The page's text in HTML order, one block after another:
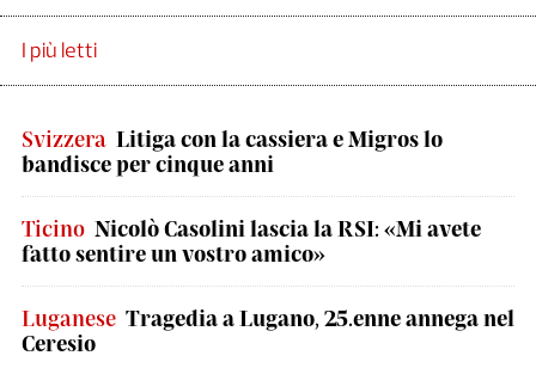
I più letti
Svizzera Litiga con la cassiera e Migros lo
bandisce per cinque anni
Ticino Nicolò Casolini lascia la RSI: «Mi avete
fatto sentire un vostro amico»
Luganese Tragedia a Lugano, 25.enne annega nel
Ceresio